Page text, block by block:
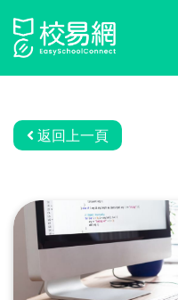
搜
務
資
返回上一頁